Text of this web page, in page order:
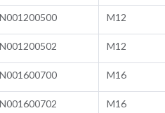
N001200500 M12
N001200502 M12
N001600700 M16
N001600702 M16